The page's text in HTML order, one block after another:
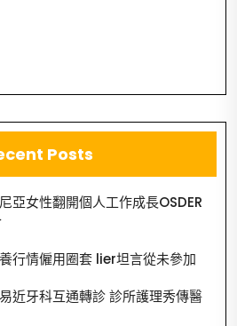
Posts
亞女性翻開個人工作成長OSDER
行情僱用圈套 lier坦言從未參加
近牙科互通轉診 診所護理秀傳醫